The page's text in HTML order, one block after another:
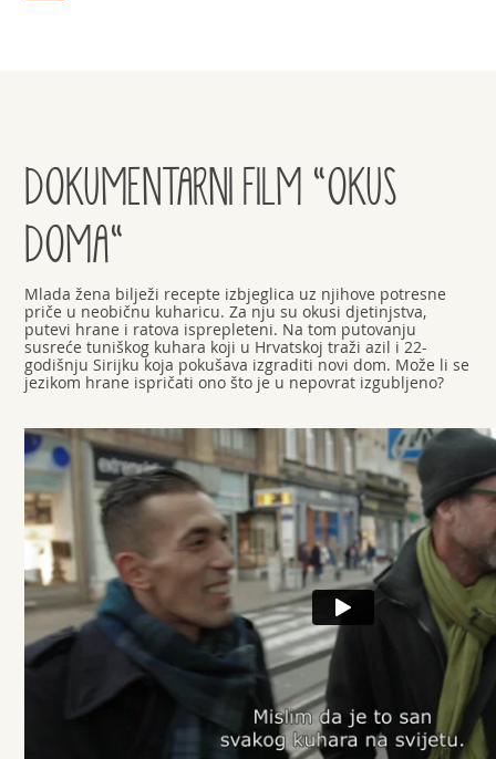
DOKUMENTARNI FILM "OKUS
DOMA"
Mlada žena bilježi recepte izbjeglica uz njihove potresne
priče u neobičnu kuharicu. Za nju su okusi djetinjstva,
putevi hrane i ratova isprepleteni. Na tom putovanju
susreće tuniškog kuhara koji u Hrvatskoj traži azil i 22-
godišnju Sirijku koja pokušava izgraditi novi dom. Može li se
jezikom hrane ispričati ono što je u nepovrat izgubljeno?